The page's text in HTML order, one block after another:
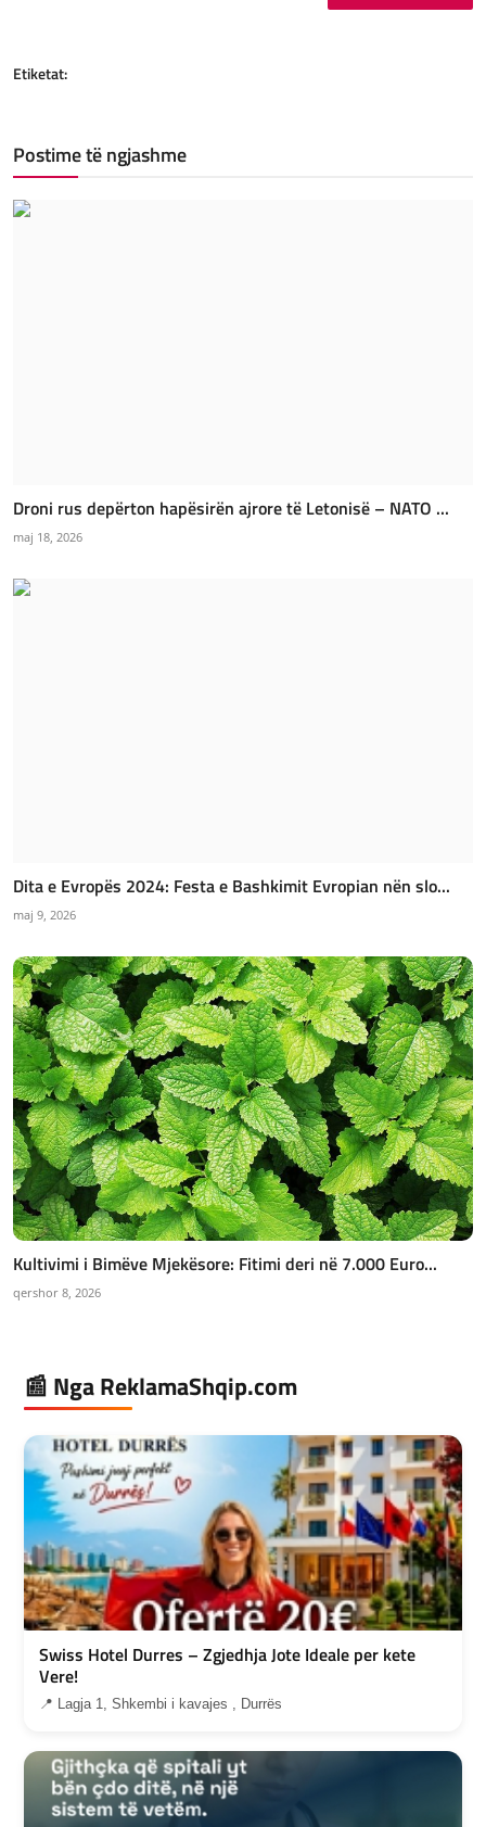
Etiketat:
Postime të ngjashme
Droni rus depërton hapësirën ajrore të Letonisë – NATO ...
maj 18, 2026
Dita e Evropës 2024: Festa e Bashkimit Evropian nën slo...
maj 9, 2026
Kultivimi i Bimëve Mjekësore: Fitimi deri në 7.000 Euro...
qershor 8, 2026
📰 Nga ReklamaShqip.com
Swiss Hotel Durres – Zgjedhja Jote Ideale per kete
Vere!
📍 Lagja 1, Shkembi i kavajes , Durrës